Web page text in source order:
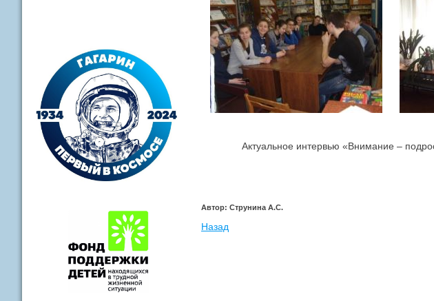
Актуальное интервью «Внимание –
Автор: Струнина А.С.
Назад